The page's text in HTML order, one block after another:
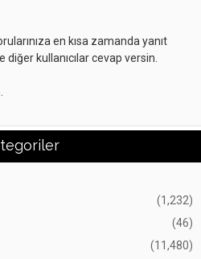
en kısa zamanda yanıt
kullanıcılar cevap versin.
(1,232)
(46)
(11,480)